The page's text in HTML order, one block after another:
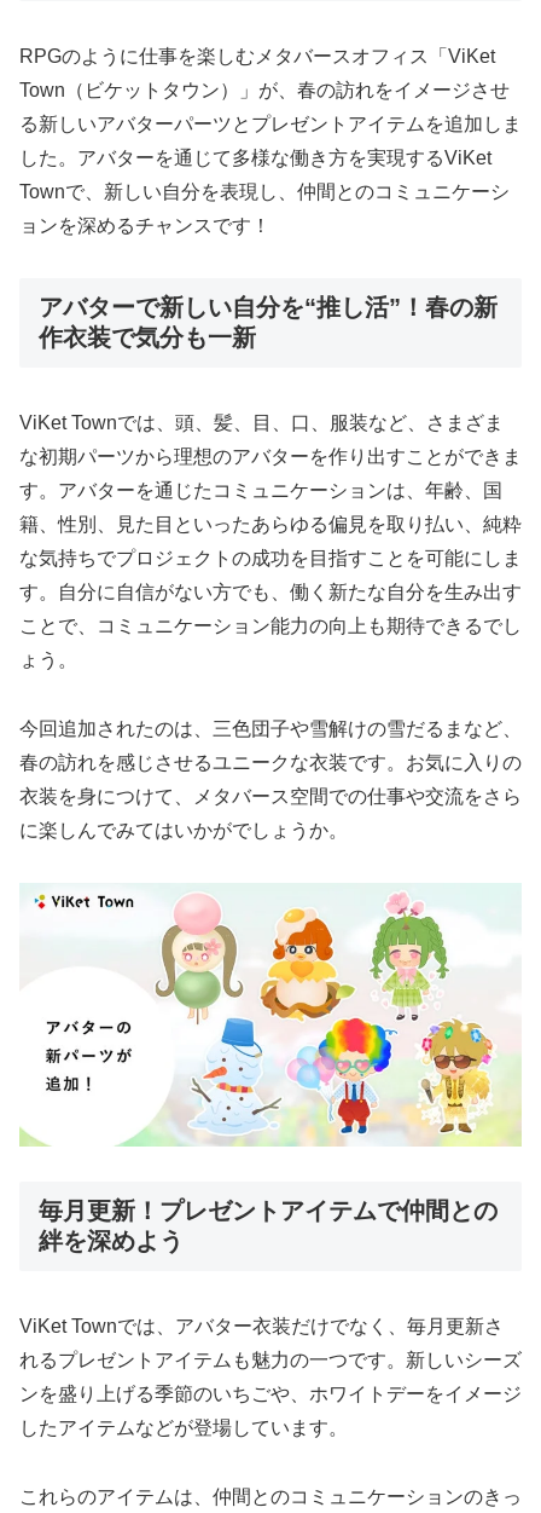
RPGのように仕事を楽しむメタバースオフィス「ViKet
Town（ビケットタウン）」が、春の訪れをイメージさせ
る新しいアバターパーツとプレゼントアイテムを追加しま
した。アバターを通じて多様な働き方を実現するViKet
Townで、新しい自分を表現し、仲間とのコミュニケーシ
ョンを深めるチャンスです！
アバターで新しい自分を“推し活”！春の新
作衣装で気分も一新
ViKet Townでは、頭、髪、目、口、服装など、さまざま
な初期パーツから理想のアバターを作り出すことができま
す。アバターを通じたコミュニケーションは、年齢、国
籍、性別、見た目といったあらゆる偏見を取り払い、純粋
な気持ちでプロジェクトの成功を目指すことを可能にしま
す。自分に自信がない方でも、働く新たな自分を生み出す
ことで、コミュニケーション能力の向上も期待できるでし
ょう。
今回追加されたのは、三色団子や雪解けの雪だるまなど、
春の訪れを感じさせるユニークな衣装です。お気に入りの
衣装を身につけて、メタバース空間での仕事や交流をさら
に楽しんでみてはいかがでしょうか。
毎月更新！プレゼントアイテムで仲間との
絆を深めよう
ViKet Townでは、アバター衣装だけでなく、毎月更新さ
れるプレゼントアイテムも魅力の一つです。新しいシーズ
ンを盛り上げる季節のいちごや、ホワイトデーをイメージ
したアイテムなどが登場しています。
これらのアイテムは、仲間とのコミュニケーションのきっ